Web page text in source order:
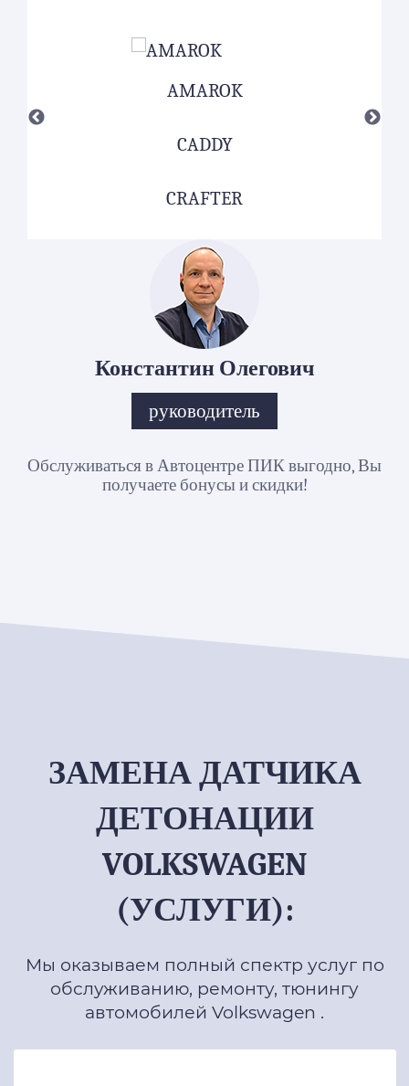
AMAROK
CADDY
CRAFTER
Константин Олегович
руководитель
Обслуживаться в Автоцентре ПИК выгодно, Вы
получаете бонусы и скидки!
ЗАМЕНА ДАТЧИКА
ДЕТОНАЦИИ
VOLKSWAGEN
(УСЛУГИ):
Мы оказываем полный спектр услуг по
обслуживанию, ремонту, тюнингу
автомобилей Volkswagen .